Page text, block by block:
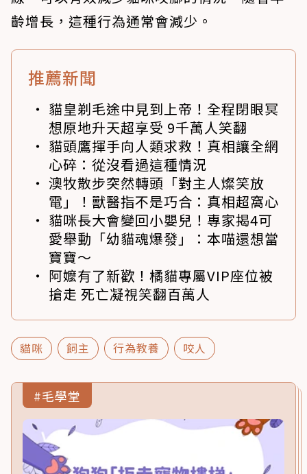
齡增長，這種行為通常會減少。
推薦新聞
貓皇剃毛途中見到上帝！全程閉眼冥
想原地升天超享受 9千萬人笑翻
貓頭鷹揮手向人類求救！真相讓全網
心碎：從沒看過這種情況
澳牧散步突然轉頭「對主人燦笑放
電」！獸醫指不是巧合：真相超窩心
貓咪長大會變回小嬰兒！專家揭4可
愛舉動「幼貓魂爆發」：本喵還想當
寶寶～
阿嬤有了新歡！橘貓專屬VIP座位被
搶走 死亡凝視笑翻百萬人
貓咪 飼主 行為教養 咬人
#毛學堂